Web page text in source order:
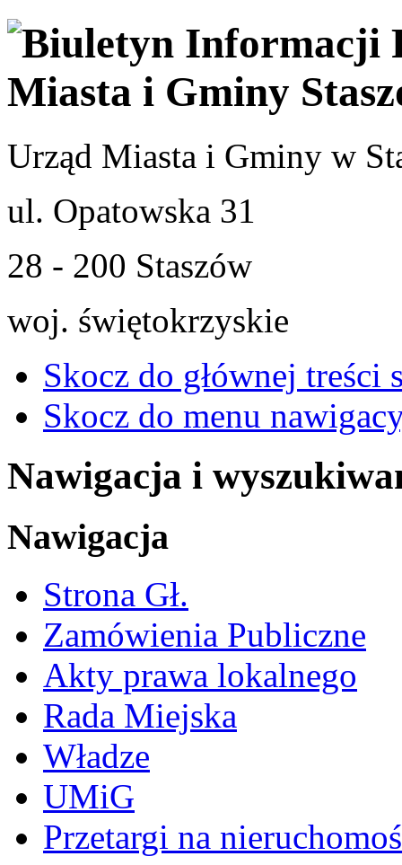
Urząd Miasta i Gminy w
ul. Opatowska 31
28 - 200 Staszów
woj. świętokrzyskie
Skocz do głównej treści
Skocz do menu
Nawigacja i
Nawigacja
Strona Gł.
Zamówienia Publiczne
Akty prawa lokalnego
Rada Miejska
Władze
UMiG
Przetargi na